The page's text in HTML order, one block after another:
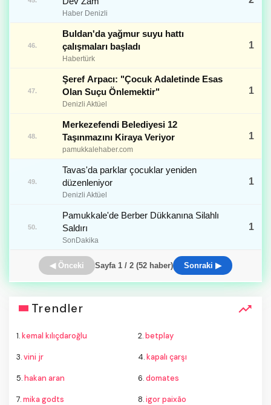
Haber Denizli
46.
Buldan'da yağmur suyu hattı
çalışmaları başladı
Habertürk
1
47.
Şeref Arpacı: "Çocuk Adaletinde Esas
Olan Suçu Önlemektir"
Denizli Aktüel
1
48.
Merkezefendi Belediyesi 12
Taşınmazını Kiraya Veriyor
pamukkalehaber.com
1
49.
Tavas'da parklar çocuklar yeniden
düzenleniyor
Denizli Aktüel
1
50.
Pamukkale'de Berber Dükkanına Silahlı
Saldırı
SonDakika
1
◀ Önceki Sayfa 1 / 2 (52 haber) Sonraki ▶
Trendler
1.kemal kılıçdaroğlu 2.betplay
3.vini jr 4.kapalı çarşı
5.hakan aran 6.domates
7.mika godts 8.igor paixão